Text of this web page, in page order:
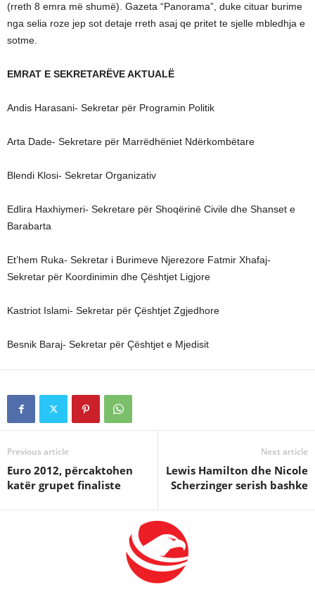
(rreth 8 emra më shumë). Gazeta “Panorama”, duke cituar burime
nga selia roze jep sot detaje rreth asaj qe pritet te sjelle mbledhja e
sotme.
EMRAT E SEKRETARËVE AKTUALË
Andis Harasani- Sekretar për Programin Politik
Arta Dade- Sekretare për Marrëdhëniet Ndërkombëtare
Blendi Klosi- Sekretar Organizativ
Edlira Haxhiymeri- Sekretare për Shoqërinë Civile dhe Shanset e
Barabarta
Et’hem Ruka- Sekretar i Burimeve Njerezore Fatmir Xhafaj-
Sekretar për Koordinimin dhe Çështjet Ligjore
Kastriot Islami- Sekretar për Çështjet Zgjedhore
Besnik Baraj- Sekretar për Çështjet e Mjedisit
Previous article
Euro 2012, përcaktohen
katër grupet finaliste
Next article
Lewis Hamilton dhe Nicole
Scherzinger serish bashke